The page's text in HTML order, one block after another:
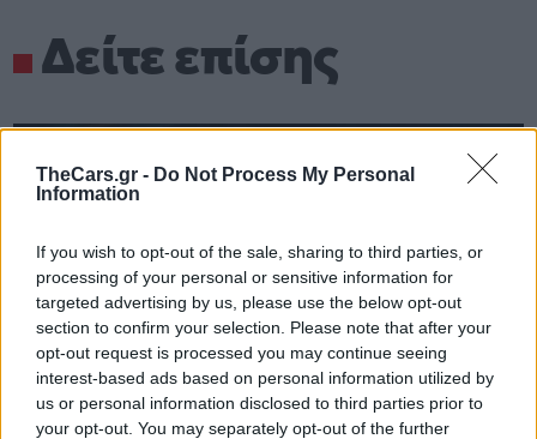
TheCars.gr - Do Not Process My Personal
Information
If you wish to opt-out of the sale, sharing to third parties, or
processing of your personal or sensitive information for
targeted advertising by us, please use the below opt-out
section to confirm your selection. Please note that after your
opt-out request is processed you may continue seeing
interest-based ads based on personal information utilized by
us or personal information disclosed to third parties prior to
your opt-out. You may separately opt-out of the further
Δείτε επίσης